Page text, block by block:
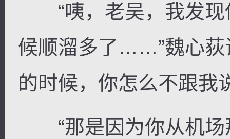
“咦，老吴，我发现
候顺溜多了……”魏心荻
的时候，你怎么不跟我
“那是因为你从机场